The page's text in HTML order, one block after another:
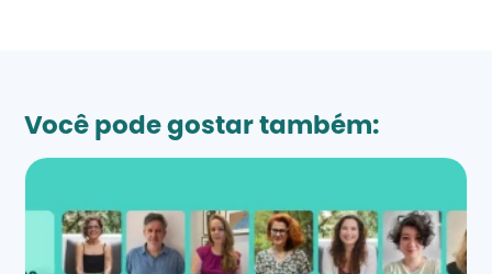
Você pode gostar também: